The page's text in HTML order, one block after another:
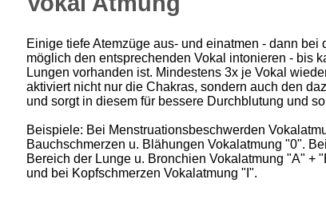
Einige tiefe Atemzüge aus- und einatmen - dann bei
möglich den entsprechenden Vokal intonieren - bis
Lungen vorhanden ist. Mindestens 3x je Vokal
aktiviert nicht nur die Chakras, sondern auch den
und sorgt in diesem für bessere Durchblutung und
Beispiele: Bei Menstruationsbeschwerden
Bauchschmerzen u. Blähungen Vokalatmung "0".
Bereich der Lunge u. Bronchien Vokalatmung "A" +
und bei Kopfschmerzen Vokalatmung "I".